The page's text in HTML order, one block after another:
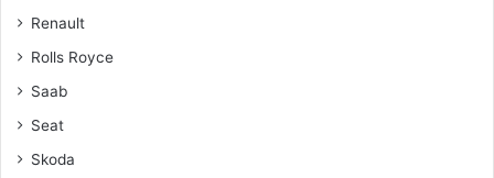
Renault
Rolls Royce
Saab
Seat
Skoda